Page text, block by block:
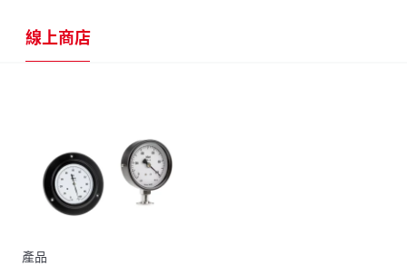
線上商店
產品